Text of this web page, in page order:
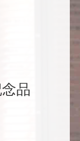
金利政策な
心と議論が高
国民の理解向
責務だと感
応援しており
ェクト>
品